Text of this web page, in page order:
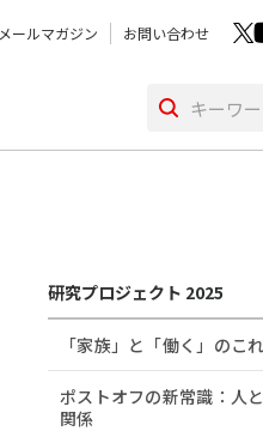
メールマガジン お問い合わせ
研究プロジェクト 2025
「家族」と「働く」のこ
ポストオフの新常識：人
関係